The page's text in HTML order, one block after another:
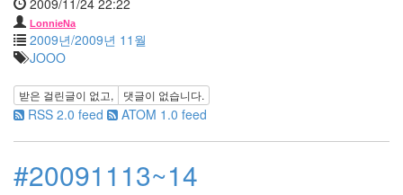
LonnieNa
2009년/2009년 11월
JOOO
받은 걸린글이 없고, 댓글이 없습니다.
RSS 2.0 feed ATOM 1.0 feed
#20091113~14
Notices
멍
멍
이
들
의
정